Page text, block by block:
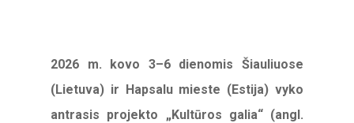
2026 m. kovo 3–6 dienomis Šiauliuose
(Lietuva) ir Hapsalu mieste (Estija) vyko
antrasis projekto „Kultūros galia“ (angl.